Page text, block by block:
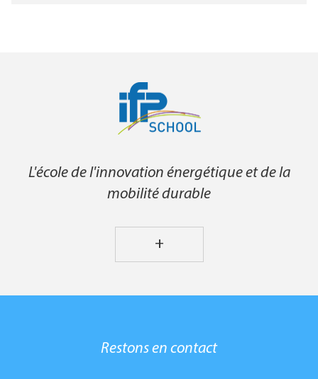
L'école de l'innovation énergétique et de la
mobilité durable
+
Restons en contact